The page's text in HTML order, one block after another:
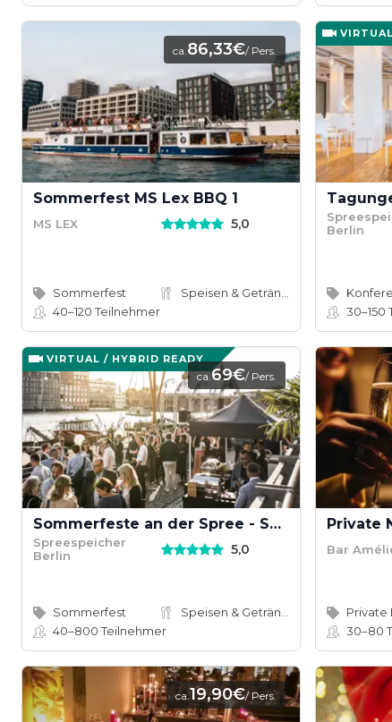
ca.86,33€/ Pers.
Sommerfest MS Lex BBQ 1
MS LEX 5,0
Sommerfest
40–120Teilnehmer
Berlin
30–150
VIRTUAL / HYBRID READY
ca.69€/ Pers.
Sommerfeste an der Spree - Spreespeicher Berlin
Spreespeicher
Berlin
5,0
Sommerfest
40–800Teilnehmer
Bar
Private
30–80
ca.19,90€/ Pers.